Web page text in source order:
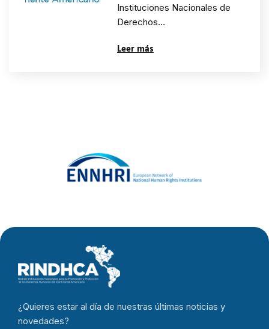
Instituciones Nacionales de
Derechos…
Leer más
¿Quieres estar al día de nuestras últimas noticias y
novedades?